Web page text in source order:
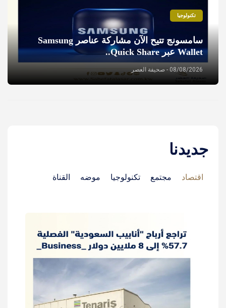
تكنولوجيا
سامسونج تتيح الآن مشاركة عناصر Samsung
Wallet عبر Quick Share..
08/08/2026 - صحيفة العصر
جديدنا
اقتصاد مجتمع تكنولوجيا موضه القناة